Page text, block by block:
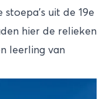
uit de 19e
hier de relieken
leerling van